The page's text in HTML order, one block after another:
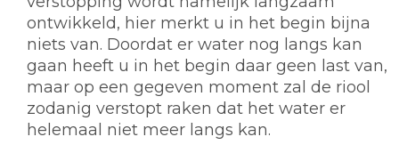
ontwikkeld, hier merkt u in het begin bijna
niets van. Doordat er water nog langs kan
gaan heeft u in het begin daar geen last van,
maar op een gegeven moment zal de riool
zodanig verstopt raken dat het water er
helemaal niet meer langs kan.